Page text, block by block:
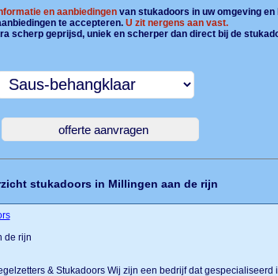
en aanbiedingenvan stukadoors in uw omgeving en
te accepteren. U zit nergens aan vast.
scherp geprijsd, uniek en scherper dan direct bij de
stukadoors in Millingen aan de rijn
de rijn
& Stukadoors Wij zijn een bedrijf dat gespecialiseerd